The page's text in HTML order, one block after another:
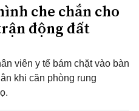
che chắn cho
động đất
viên y tế bám chặt vào bàn
khi căn phòng rung